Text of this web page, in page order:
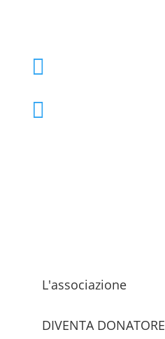


L'associazione
DIVENTA DONATORE